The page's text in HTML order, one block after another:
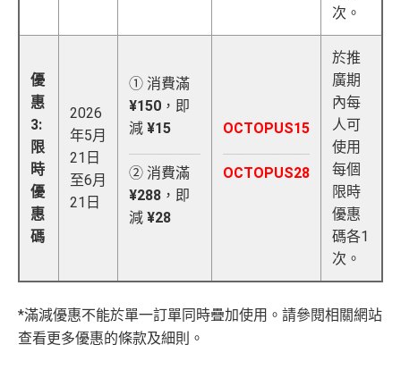
次。
優
惠
3:
限
時
優
惠
碼
2026
年5月
21日
至6月
21日
① 消費滿
¥150 ，即
減 ¥15
② 消費滿
¥288 ，即
減 ¥28
OCTOPUS15
OCTOPUS28
於推
廣期
內每
人可
使用
每個
限時
優惠
碼各1
次。
*滿減優惠不能於單一訂單同時疊加使用。請參閱相關網站
查看更多優惠的條款及細則。